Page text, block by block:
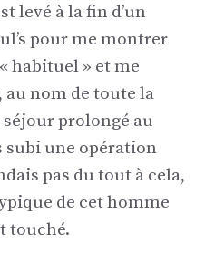
levé à la fin d’un
pour me montrer
habituel » et me
nom de toute la
prolongé au
subi une opération
pas du tout à cela,
de cet homme
touché.